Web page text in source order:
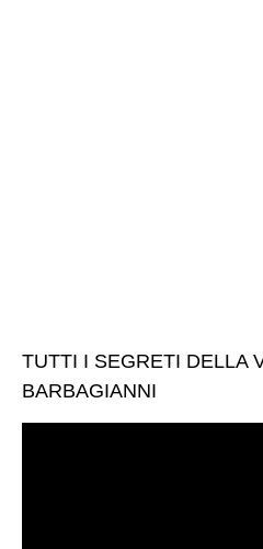
TUTTI I SEGRETI DELLA
BARBAGIANNI